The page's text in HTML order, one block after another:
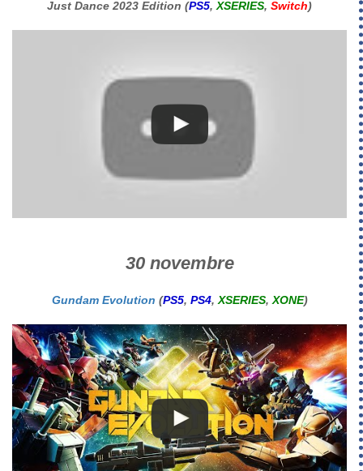
Just Dance 2023 Edition (PS5, XSERIES, Switch)
30 novembre
Gundam Evolution (PS5, PS4, XSERIES, XONE)